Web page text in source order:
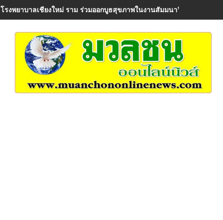
โรงพยาบาลเชียงใหม่ ราม ร่วมออกบูธสุขภาพในงานสัมมนาวิชาการ AIA